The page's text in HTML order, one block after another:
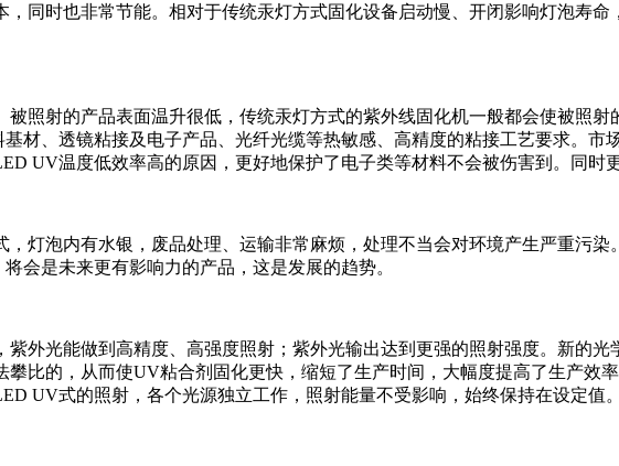
同时也非常节能。相对于传统汞灯方式固化设备启动慢、开闭影响灯泡寿
照射的产品表面温升很低，传统汞灯方式的紫外线固化机一般都会使被照
材、透镜粘接及电子产品、光纤光缆等热敏感、高精度的粘接工艺要求。市
UV温度低效率高的原因，更好地保护了电子类等材料不会被伤害到。同时
灯泡内有水银，废品处理、运输非常麻烦，处理不当会对环境产生严重污
会是未来更有影响力的产品，这是发展的趋势。
外光能做到高精度、高强度照射；紫外光输出达到更强的照射强度。新的
比的，从而使UV粘合剂固化更快，缩短了生产时间，大幅度提高了生产效
UV式的照射，各个光源独立工作，照射能量不受影响，始终保持在设定值。